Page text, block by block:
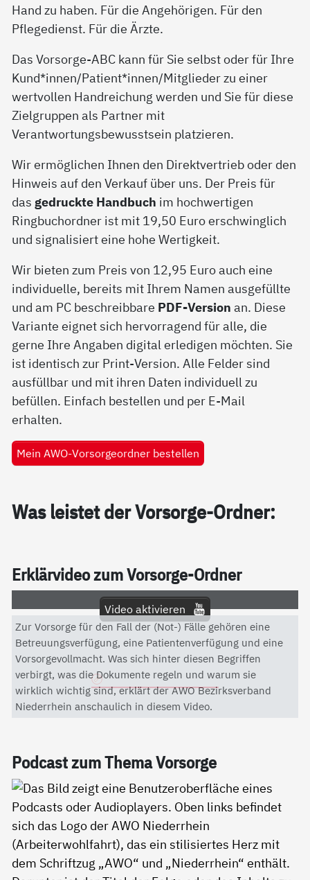
Hand zu haben. Für die Angehörigen. Für den
Pflegedienst. Für die Ärzte.
Das Vorsorge-ABC kann für Sie selbst oder für Ihre
Kund*innen/Patient*innen/Mitglieder zu einer
wertvollen Handreichung werden und Sie für diese
Zielgruppen als Partner mit
Verantwortungsbewusstsein platzieren.
Wir ermöglichen Ihnen den Direktvertrieb oder den
Hinweis auf den Verkauf über uns. Der Preis für
das gedruckte Handbuch im hochwertigen
Ringbuchordner ist mit 19,50 Euro erschwinglich
und signalisiert eine hohe Wertigkeit.
Wir bieten zum Preis von 12,95 Euro auch eine
individuelle, bereits mit Ihrem Namen ausgefüllte
und am PC beschreibbare PDF-Version an. Diese
Variante eignet sich hervorragend für alle, die
gerne Ihre Angaben digital erledigen möchten. Sie
ist identisch zur Print-Version. Alle Felder sind
ausfüllbar und mit ihren Daten individuell zu
befüllen. Einfach bestellen und per E-Mail
erhalten.
Mein AWO-Vorsorgeordner bestellen
Was leis­tet der Vor­sor­ge-Ord­ner:
Er­klär­vi­deo zum Vor­sor­ge-Ord­ner
Video aktivieren
Mit dem Aktivieren des Videos akzeptieren Sie die
Datenschutzerklärung von YouTube.
Datenschutzerklärung
Zur Vorsorge für den Fall der (Not-) Fälle gehören eine
Betreuungsverfügung, eine Patientenverfügung und eine
Vorsorgevollmacht. Was sich hinter diesen Begriffen
verbirgt, was die Dokumente regeln und warum sie
wirklich wichtig sind, erklärt der AWO Bezirksverband
Niederrhein anschaulich in diesem Video.
Pod­cast zum The­ma Vor­sor­ge